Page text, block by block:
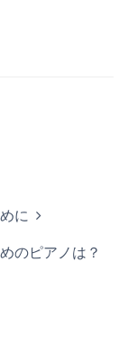
に
のピアノは？